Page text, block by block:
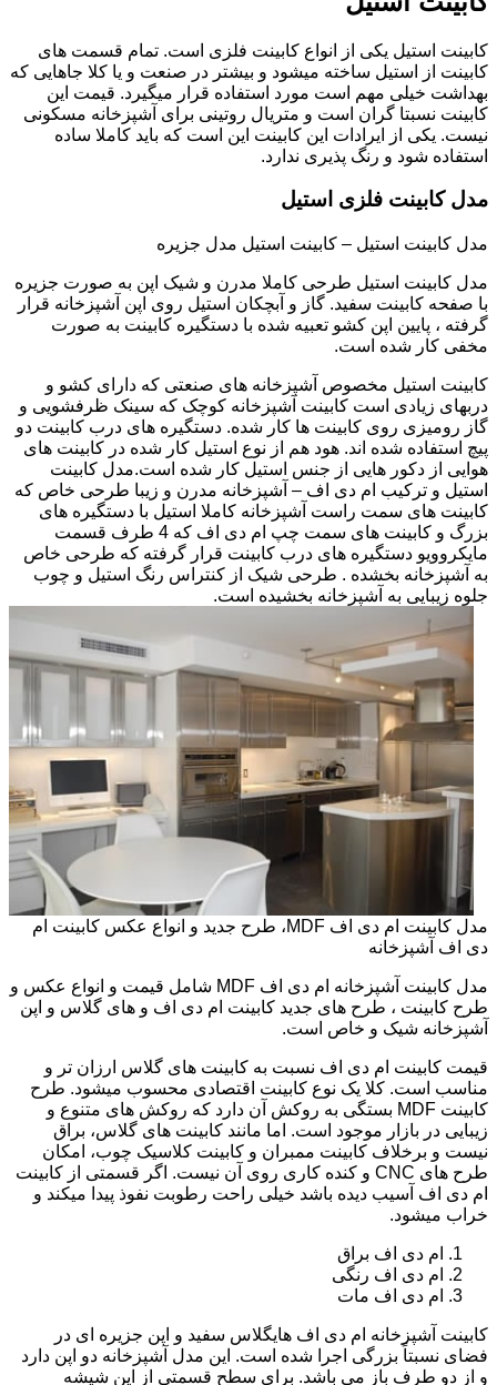
کابینت استیل یکی از انواع کابینت فلزی است. تمام قسمت های
کابینت از استیل ساخته میشود و بیشتر در صنعت و یا کلا جاهایی که
بهداشت خیلی مهم است مورد استفاده قرار میگیرد. قیمت این
کابینت نسبتا گران است و متریال روتینی برای آشپزخانه مسکونی
نیست. یکی از ایرادات این کابینت این است که باید کاملا ساده
استفاده شود و رنگ پذیری ندارد.
مدل کابینت فلزی استیل
مدل کابینت استیل – کابینت استیل مدل جزیره
مدل کابینت استیل طرحی کاملا مدرن و شیک اپن به صورت جزیره
با صفحه کابینت سفید. گاز و آبچکان استیل روی اپن آشپزخانه قرار
گرفته ، پایین اپن کشو تعبیه شده با دستگیره کابینت به صورت
مخفی کار شده است.
کابینت استیل مخصوص آشپزخانه های صنعتی که دارای کشو و
دربهای زیادی است کابینت آشپزخانه کوچک که سینک ظرفشویی و
گاز رومیزی روی کابینت ها کار شده. دستگیره های درب کابینت دو
پیچ استفاده شده اند. هود هم از نوع استیل کار شده در کابینت های
هوایی از دکور هایی از جنس استیل کار شده است.مدل کابینت
استیل و ترکیب ام دی اف – آشپزخانه مدرن و زیبا طرحی خاص که
کابینت های سمت راست آشپزخانه کاملا استیل با دستگیره های
بزرگ و کابینت های سمت چپ ام دی اف که 4 طرف قسمت
مایکروویو دستگیره های درب کابینت قرار گرفته که طرحی خاص
به آشپزخانه بخشده . طرحی شیک از کنتراس رنگ استیل و چوب
جلوه زیبایی به آشپزخانه بخشیده است.
مدل کابینت ام دی اف MDF، طرح جدید و انواع عکس کابینت ام
دی اف آشپزخانه
مدل کابینت آشپزخانه ام دی اف MDF شامل قیمت و انواع عکس و
طرح کابینت ، طرح های جدید کابینت ام دی اف و های گلاس و اپن
آشپزخانه شیک و خاص است.
قیمت کابینت ام دی اف نسبت به کابینت های گلاس ارزان تر و
مناسب است. کلا یک نوع کابینت اقتصادی محسوب میشود. طرح
کابینت MDF بستگی به روکش آن دارد که روکش های متنوع و
زیبایی در بازار موجود است. اما مانند کابینت های گلاس، براق
نیست و برخلاف کابینت ممبران و کابینت کلاسیک چوب، امکان
طرح های CNC و کنده کاری روی آن نیست. اگر قسمتی از کابینت
ام دی اف آسیب دیده باشد خیلی راحت رطوبت نفوذ پیدا میکند و
خراب میشود.
ام دی اف براق
ام دی اف رنگی
ام دی اف مات
کابینت آشپزخانه ام دی اف هایگلاس سفید و اپن جزیره ای در
فضای نسبتاً بزرگی اجرا شده است. این مدل آشپزخانه دو اپن دارد
و از دو طرف باز می باشد. برای سطح قسمتی از اپن شیشه